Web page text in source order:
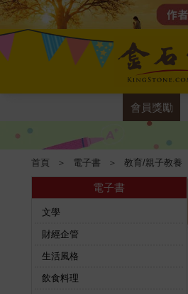
會員獎勵
首頁 ＞ 電子書 ＞ 教育/親子教養
電子書
文學
財經企管
生活風格
飲食料理